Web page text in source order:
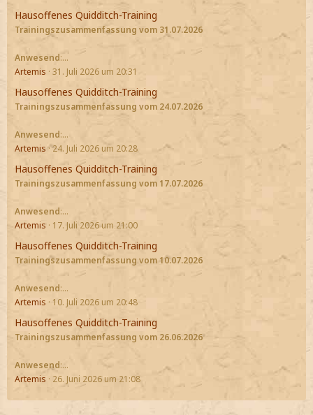
Hausoffenes Quidditch-Training
Trainingszusammenfassung vom 31.07.2026
Anwesend:…
Artemis 31. Juli 2026 um 20:31
Hausoffenes Quidditch-Training
Trainingszusammenfassung vom 24.07.2026
Anwesend:…
Artemis 24. Juli 2026 um 20:28
Hausoffenes Quidditch-Training
Trainingszusammenfassung vom 17.07.2026
Anwesend:…
Artemis
17. Juli 2026 um 21:00
Hausoffenes Quidditch-Training
Trainingszusammenfassung vom 10.07.2026
Anwesend:…
Artemis
10. Juli 2026 um 20:48
Hausoffenes Quidditch-Training
Trainingszusammenfassung vom 26.06.2026
Anwesend:…
Artemis
26. Juni 2026 um 21:08